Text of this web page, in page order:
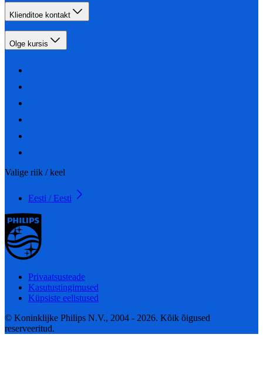
Klienditoe kontakt
Olge kursis
Valige riik / keel
Eesti / Eesti
Privaatsusteade
Kasutustingimused
Küpsiste eelistused
© Koninklijke Philips N.V., 2004 - 2026. Kõik õigused
reserveeritud.